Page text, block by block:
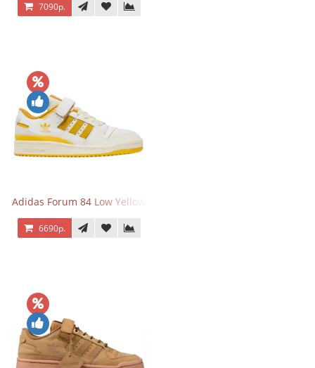
7090р.
Adidas Forum 84 Low Yellow
6690р.